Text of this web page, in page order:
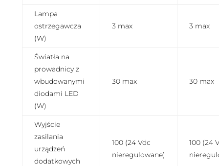
Lampa
ostrzegawcza
(W)
3 max 3 max
Światła na
prowadnicy z
wbudowanymi
diodami LED
(W)
30 max 30 max
Wyjście
zasilania
urządzeń
dodatkowych
100 (24 Vdc
nieregulowane)
100 (24